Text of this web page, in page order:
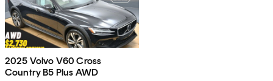
2025 Volvo V60 Cross
Country B5 Plus AWD